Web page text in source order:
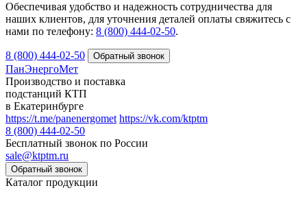
Обеспечивая удобство и надежность сотрудничества для
наших клиентов, для уточнения деталей оплаты свяжитесь с
нами по телефону: 8 (800) 444-02-50.
8 (800) 444-02-50
ПанЭнергоМет
Производство и поставка
подстанций КТП
в Екатеринбурге
https://t.me/panenergomet https://vk.com/ktptm
8 (800) 444-02-50
Бесплатный звонок по России
sale@ktptm.ru
Каталог продукции